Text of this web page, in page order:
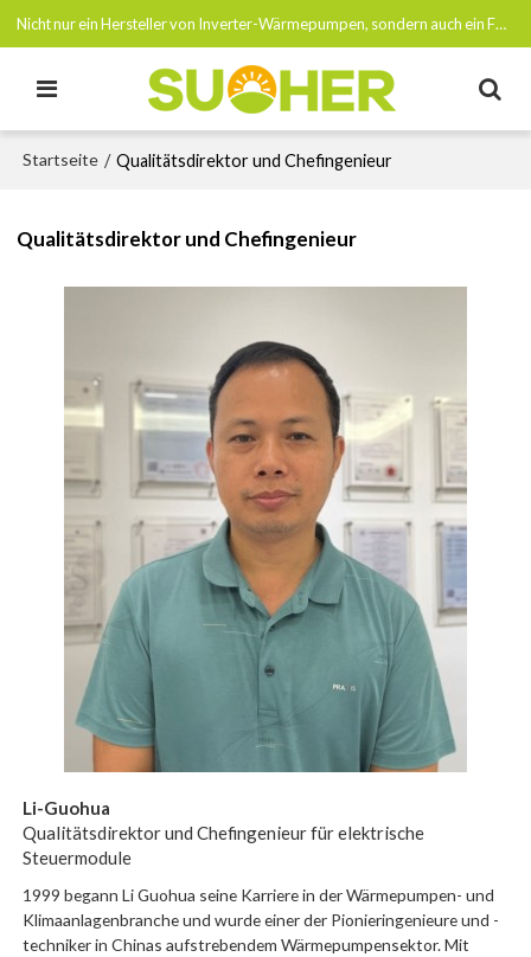
Nicht nur ein Hersteller von Inverter-Wärmepumpen, sondern auch ein Förderer von Netto-Null-Emissionen bis 2050
Startseite / Qualitätsdirektor und Chefingenieur
Qualitätsdirektor und Chefingenieur
Li-Guohua
Qualitätsdirektor und Chefingenieur für elektrische
Steuermodule
1999 begann Li Guohua seine Karriere in der Wärmepumpen- und
Klimaanlagenbranche und wurde einer der Pionieringenieure und -
techniker in Chinas aufstrebendem Wärmepumpensektor. Mit